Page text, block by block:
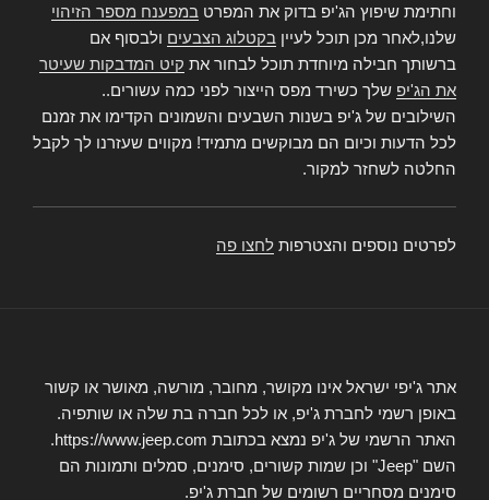
וחתימת שיפוץ הג'יפ בדוק את המפרט במפענח מספר הזיהוי
שלנו,לאחר מכן תוכל לעיין בקטלוג הצבעים ולבסוף אם
ברשותך חבילה מיוחדת תוכל לבחור את קיט המדבקות שעיטר
את הג'יפ שלך כשירד מפס הייצור לפני כמה עשורים..
השילובים של ג'יפ בשנות השבעים והשמונים הקדימו את זמנם
לכל הדעות וכיום הם מבוקשים מתמיד! מקווים שעזרנו לך לקבל
החלטה לשחזר למקור.
לפרטים נוספים והצטרפות לחצו פה
אתר ג'יפי ישראל אינו מקושר, מחובר, מורשה, מאושר או קשור
באופן רשמי לחברת ג'יפ, או לכל חברה בת שלה או שותפיה.
האתר הרשמי של ג'יפ נמצא בכתובת https://www.jeep.com.
השם "Jeep" וכן שמות קשורים, סימנים, סמלים ותמונות הם
סימנים מסחריים רשומים של חברת ג'יפ.